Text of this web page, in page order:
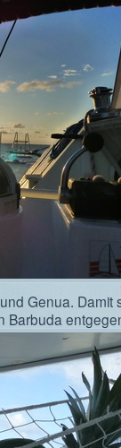
Genua. Damit
Barbuda